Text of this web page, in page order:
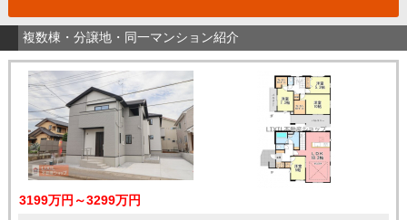
複数棟・分譲地・同一マンション紹介
3199万円～3299万円